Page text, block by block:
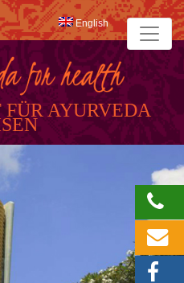
AYURVEDA
English